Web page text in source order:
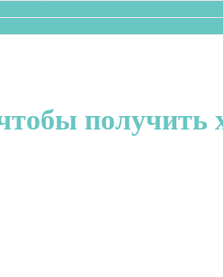
получить